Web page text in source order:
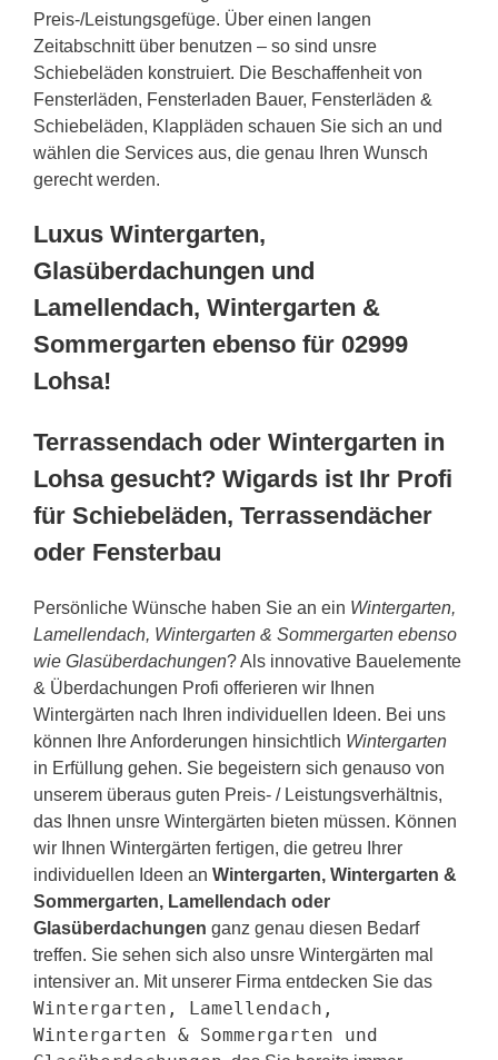
Preis-/Leistungsgefüge. Über einen langen
Zeitabschnitt über benutzen – so sind unsre
Schiebeläden konstruiert. Die Beschaffenheit von
Fensterläden, Fensterladen Bauer, Fensterläden &
Schiebeläden, Klappläden schauen Sie sich an und
wählen die Services aus, die genau Ihren Wunsch
gerecht werden.
Luxus Wintergarten,
Glasüberdachungen und
Lamellendach, Wintergarten &
Sommergarten ebenso für 02999
Lohsa!
Terrassendach oder Wintergarten in
Lohsa gesucht? Wigards ist Ihr Profi
für Schiebeläden, Terrassendächer
oder Fensterbau
Persönliche Wünsche haben Sie an ein Wintergarten,
Lamellendach, Wintergarten & Sommergarten ebenso
wie Glasüberdachungen? Als innovative Bauelemente
& Überdachungen Profi offerieren wir Ihnen
Wintergärten nach Ihren individuellen Ideen. Bei uns
können Ihre Anforderungen hinsichtlich Wintergarten
in Erfüllung gehen. Sie begeistern sich genauso von
unserem überaus guten Preis- / Leistungsverhältnis,
das Ihnen unsre Wintergärten bieten müssen. Können
wir Ihnen Wintergärten fertigen, die getreu Ihrer
individuellen Ideen an Wintergarten, Wintergarten &
Sommergarten, Lamellendach oder
Glasüberdachungen ganz genau diesen Bedarf
treffen. Sie sehen sich also unsre Wintergärten mal
intensiver an. Mit unserer Firma entdecken Sie das
Wintergarten, Lamellendach,
Wintergarten & Sommergarten und